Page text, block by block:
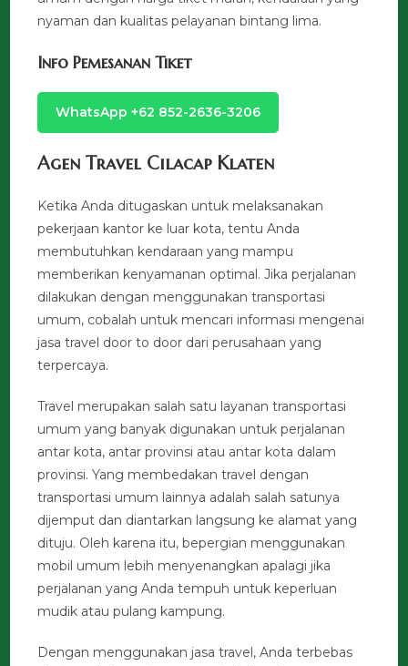
nyaman dan kualitas pelayanan bintang lima.
Info Pemesanan Tiket
WhatsApp +62 852-2636-3206
Agen Travel Cilacap Klaten
Ketika Anda ditugaskan untuk melaksanakan
pekerjaan kantor ke luar kota, tentu Anda
membutuhkan kendaraan yang mampu
memberikan kenyamanan optimal. Jika perjalanan
dilakukan dengan menggunakan transportasi
umum, cobalah untuk mencari informasi mengenai
jasa travel door to door dari perusahaan yang
terpercaya.
Travel merupakan salah satu layanan transportasi
umum yang banyak digunakan untuk perjalanan
antar kota, antar provinsi atau antar kota dalam
provinsi. Yang membedakan travel dengan
transportasi umum lainnya adalah salah satunya
dijemput dan diantarkan langsung ke alamat yang
dituju. Oleh karena itu, bepergian menggunakan
mobil umum lebih menyenangkan apalagi jika
perjalanan yang Anda tempuh untuk keperluan
mudik atau pulang kampung.
Dengan menggunakan jasa travel, Anda terbebas